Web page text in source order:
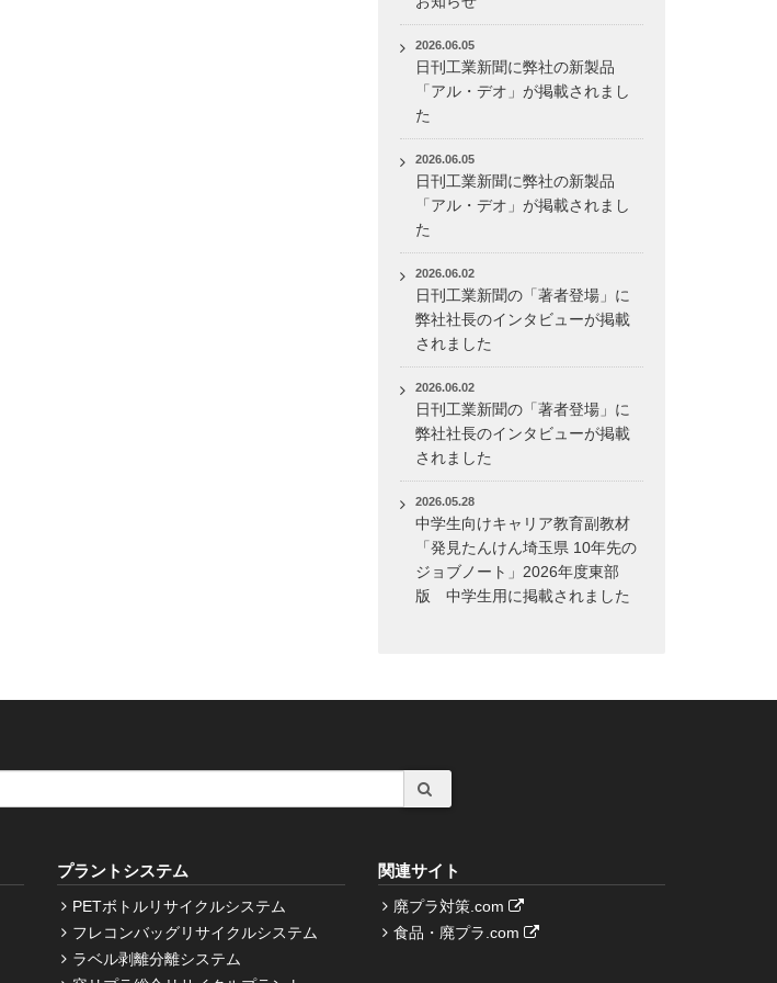
2026.06.05
日刊工業新聞に弊社の新製品
「アル・デオ」が掲載されまし
た
2026.06.05
日刊工業新聞に弊社の新製品
「アル・デオ」が掲載されまし
た
2026.06.02
日刊工業新聞の「著者登場」に
弊社社長のインタビューが掲載
されました
2026.06.02
日刊工業新聞の「著者登場」に
弊社社長のインタビューが掲載
されました
2026.05.28
中学生向けキャリア教育副教材
「発見たんけん埼玉県 10年先の
ジョブノート」2026年度東部
版 中学生用に掲載されました
プラントシステム
PETボトルリサイクルシステム
フレコンバッグリサイクルシステム
ラベル剥離分離システム
関連サイト
廃プラ対策.com
食品・廃プラ.com